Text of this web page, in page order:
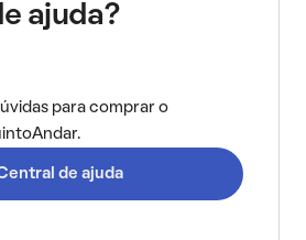
ajuda?
para comprar o
de ajuda